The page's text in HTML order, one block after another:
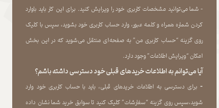
- شما می‏‌توانید مشخصات کاربری خود را ویرایش کنید. برای این کار باید باوارد
کردن شماره همراه و کلمه عبور، وارد حساب کاربری خود بشوید، سپس با کلیک
روی گزینه “حساب کاربری من” به صفحه‏‌ای منتقل می‏‌شوید که در این بخش
امکان “ویرایش اطلاعات” وجود دارد.​​​​​​​
آیا می‌‏توانم به اطلاعات خریدهای قبلی خود دسترسی داشته باشم؟
​​​​​​​- برای دسترسی به اطلاعات خریدهای قبلی، باید با حساب کاربری خود وارد
شوید،سپس روی گزینه “سفارشات” کلیک کنید تا سوابق خرید شما نشان داده